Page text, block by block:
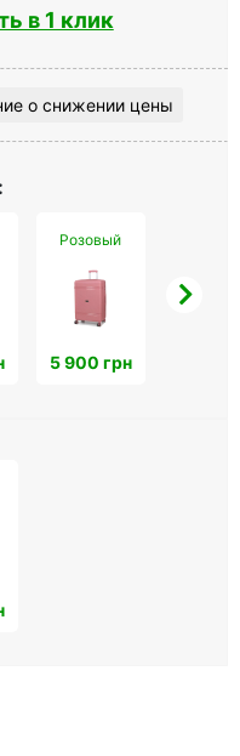
в 1 клик
о снижении цены
Розовый
5 900 грн